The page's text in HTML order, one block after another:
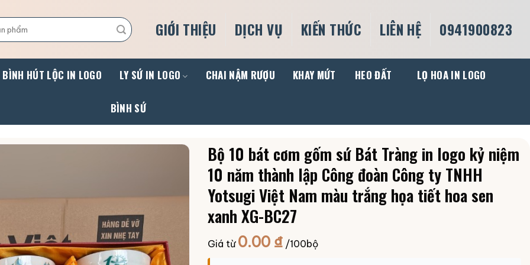
GIỚI THIỆU DỊCH VỤ KIẾN THỨC LIÊN HỆ 0941900823
BÌNH HÚT LỘC IN LOGO LY SỨ IN LOGO CHAI NẬM RƯỢU KHAY MỨT HEO ĐẤT LỌ HOA IN LOGO
BÌNH SỨ
Bộ 10 bát cơm gốm sứ Bát Tràng in logo kỷ niệm
10 năm thành lập Công đoàn Công ty TNHH
Yotsugi Việt Nam màu trắng họa tiết hoa sen
xanh XG-BC27
Giá từ 0.00 ₫ /100bộ